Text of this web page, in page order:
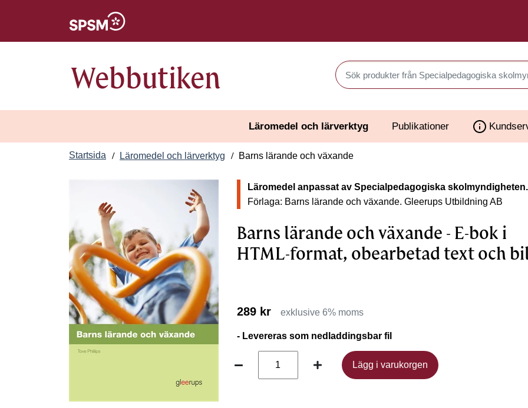
Webbutiken Sök produkter i Webbutiken
Läromedel och lärverktyg Publikationer
Startsida Läromedel och lärverktyg Barns lärande och växande
Läromedel anpassat av Specialpedagogiska skolmyndigheten.
Förlaga: Barns lärande och växande. Gleerups Utbildning AB
Barns lärande och växande - E-bok i
HTML-format, obearbetad text och
289 kr exklusive 6% moms
- Levereras som nedladdingsbar fil
Lägg i varukorgen
Lägg i varukorgen